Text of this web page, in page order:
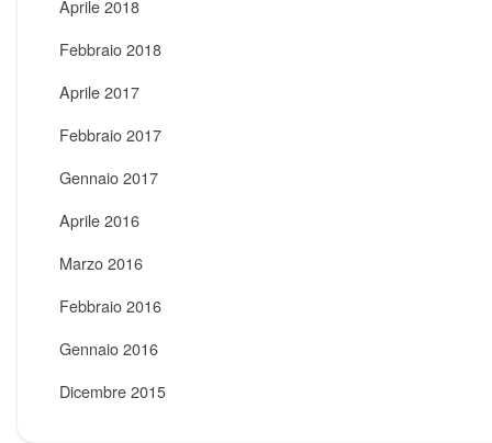
Aprile 2018
Febbraio 2018
Aprile 2017
Febbraio 2017
Gennaio 2017
Aprile 2016
Marzo 2016
Febbraio 2016
Gennaio 2016
Dicembre 2015